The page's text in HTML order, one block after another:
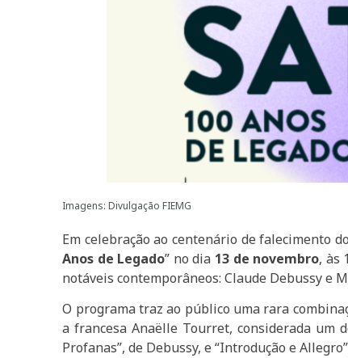
Imagens: Divulgação FIEMG
Em celebração ao centenário de falecimento
Anos de Legado” no dia 13 de novembro, às
notáveis contemporâneos: Claude Debussy e
O programa traz ao público uma rara
a francesa Anaëlle Tourret, considerada um
Profanas”, de Debussy, e “Introdução e